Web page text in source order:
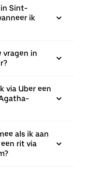
Sint-
ik
vragen in
via Uber een
als ik aan
rit via